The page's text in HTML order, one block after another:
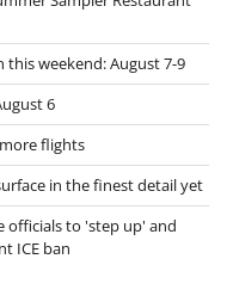
this weekend: August 7-9
6
flights
in the finest detail yet
officials to 'step up' and
ICE ban